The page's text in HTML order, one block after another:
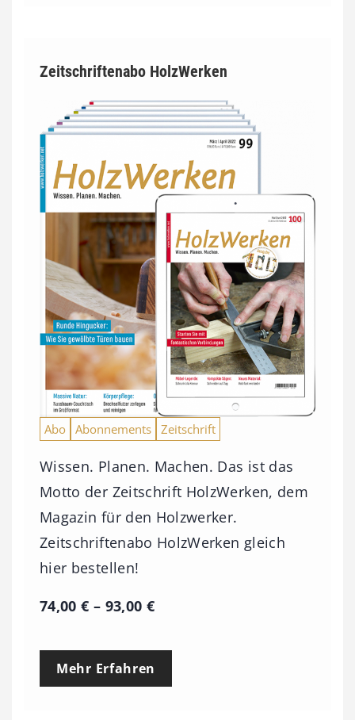
Zeitschriftenabo HolzWerken
Abo Abonnements Zeitschrift
Wissen. Planen. Machen. Das ist das
Motto der Zeitschrift HolzWerken, dem
Magazin für den Holzwerker.
Zeitschriftenabo HolzWerken gleich
hier bestellen!
74,00€ – 93,00 €P
e
Mehr Erfahren